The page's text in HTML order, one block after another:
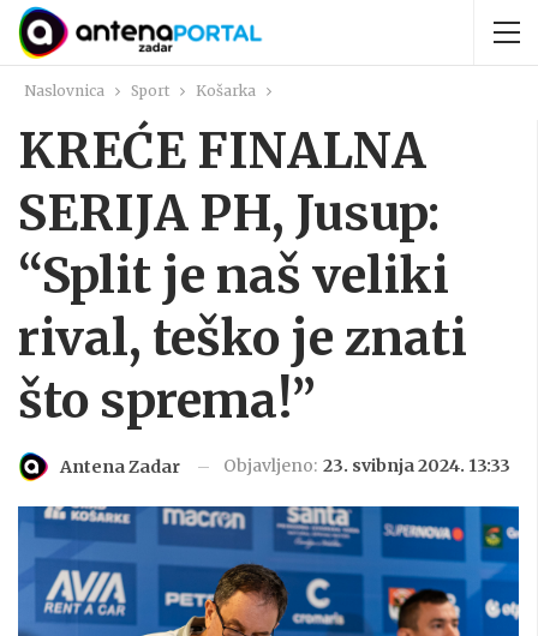
Naslovnica Sport Košarka
KREĆE FINALNA
SERIJA PH, Jusup:
“Split je naš veliki
rival, teško je znati
što sprema!”
Antena Zadar Objavljeno: 23. svibnja 2024. 13:33